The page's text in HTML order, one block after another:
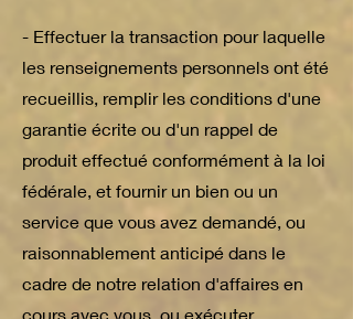
- Effectuer la transaction pour laquelle
les renseignements personnels ont été
recueillis, remplir les conditions d'une
garantie écrite ou d'un rappel de
produit effectué conformément à la loi
fédérale, et fournir un bien ou un
service que vous avez demandé, ou
raisonnablement anticipé dans le
cadre de notre relation d'affaires en
cours avec vous, ou exécuter